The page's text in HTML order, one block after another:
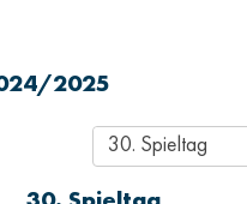
2025
30. Spieltag